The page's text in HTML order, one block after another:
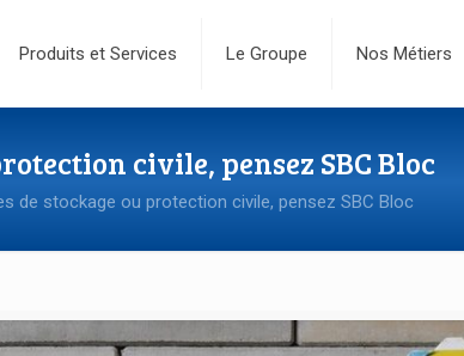
Produits et Services Le Groupe Nos Métiers
civile, pensez SBC Bloc
de stockage ou protection civile, pensez SBC Bloc